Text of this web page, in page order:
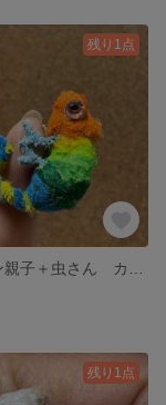
残り1点
残り1点